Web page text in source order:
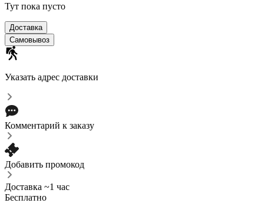
Тут пока пусто
Доставка
Самовывоз
Указать адрес доставки
Комментарий к заказу
Добавить промокод
Доставка ~1 час
Бесплатно